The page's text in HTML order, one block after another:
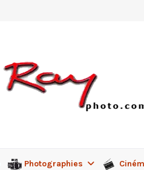
Photographies